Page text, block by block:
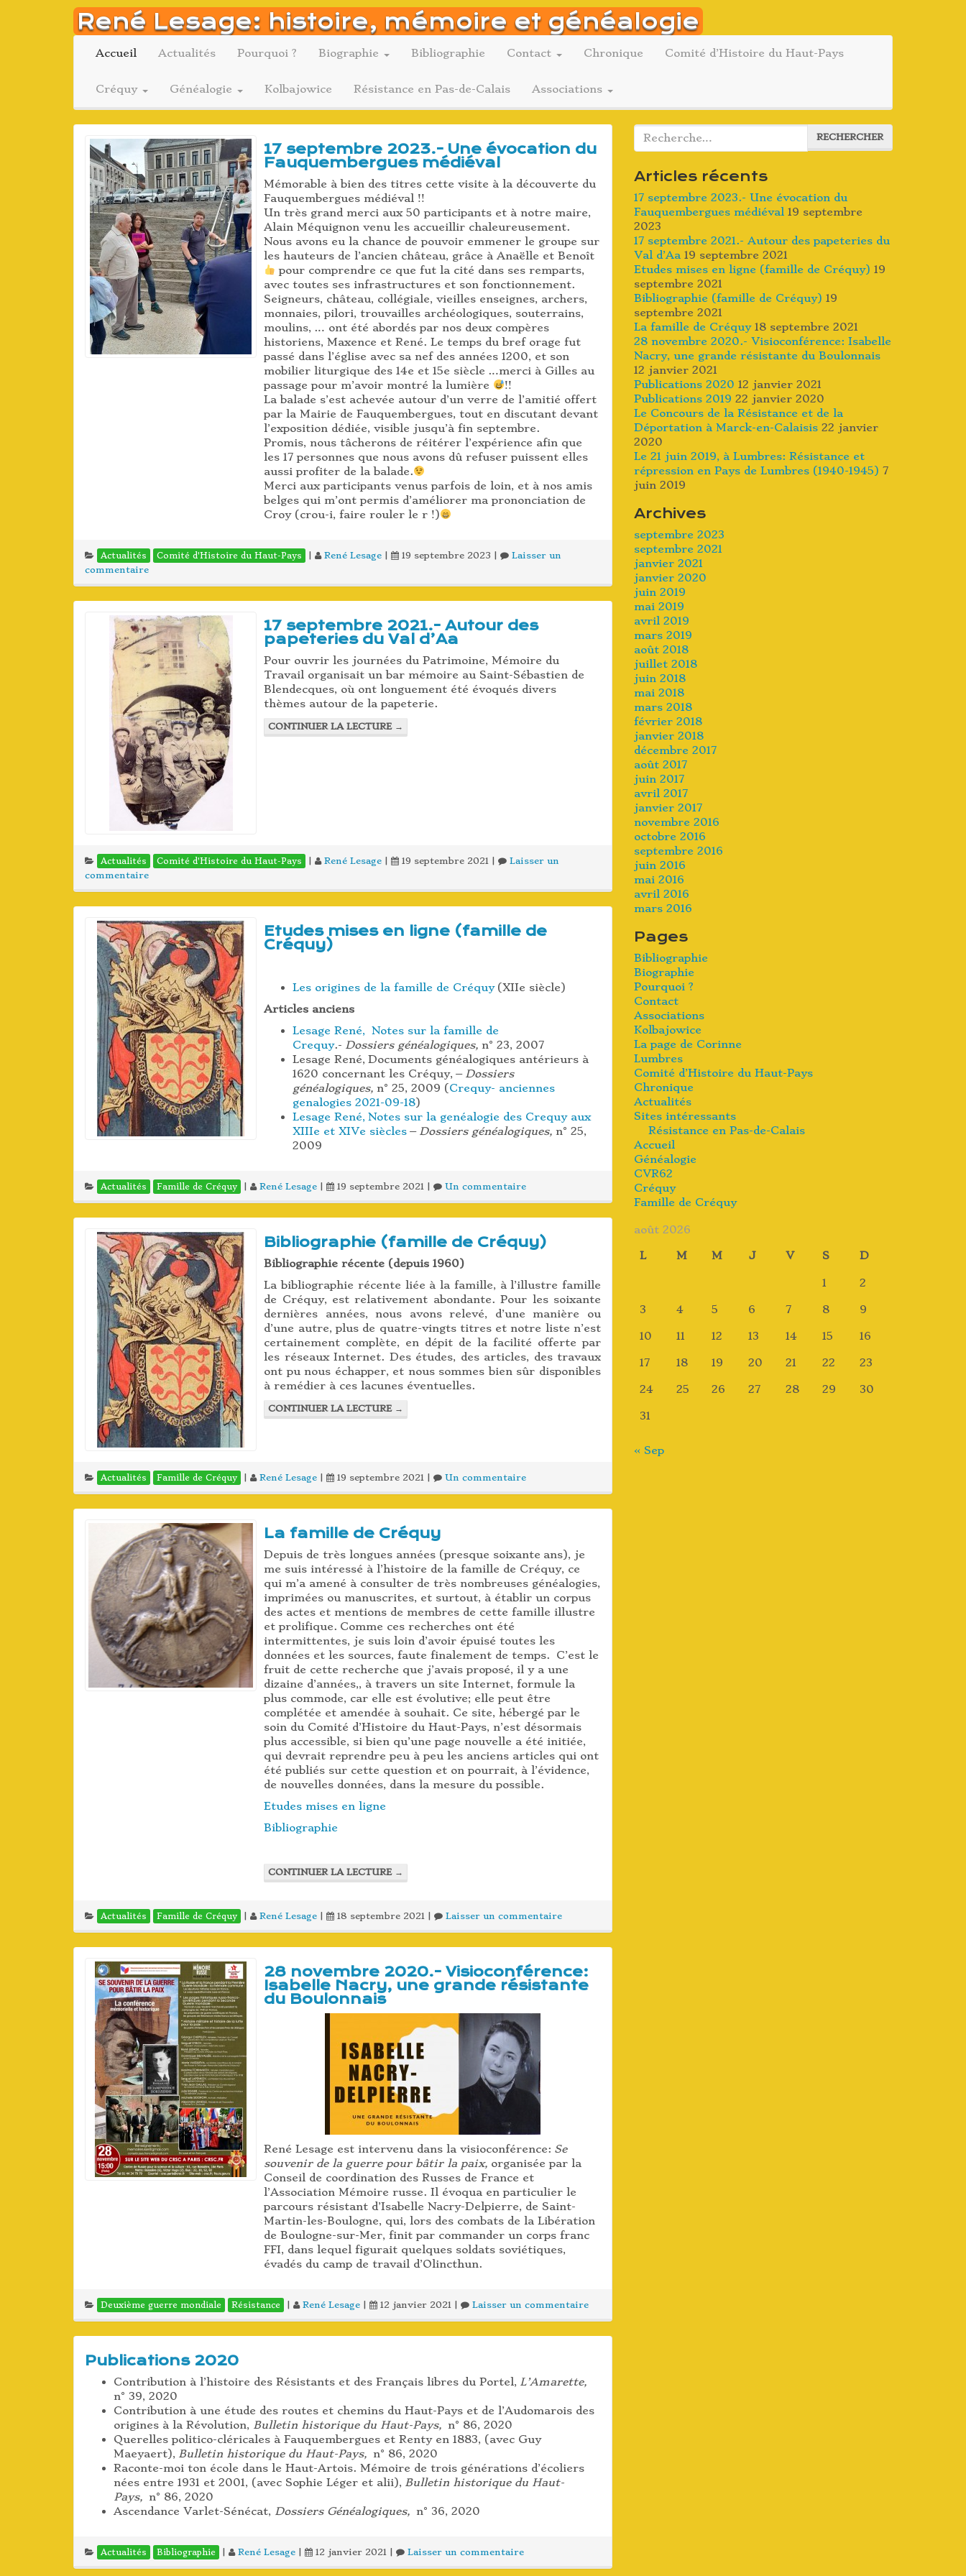
René Lesage: histoire, mémoire et généalogie
Accueil Actualités Pourquoi ? Biographie Bibliographie Contact Chronique Comité d’Histoire du Haut-Pays
Créquy Généalogie Kolbajowice Résistance en Pas-de-Calais Associations
17 septembre 2023.- Une évocation du
Fauquembergues médiéval
Mémorable à bien des titres cette visite à la découverte du
Fauquembergues médiéval !!
Un très grand merci aux 50 participants et à notre maire,
Alain Méquignon venu les accueillir chaleureusement.
Nous avons eu la chance de pouvoir emmener le groupe sur
les hauteurs de l’ancien château, grâce à Anaëlle et Benoît
pour comprendre ce que fut la cité dans ses remparts,
avec toutes ses infrastructures et son fonctionnement.
Seigneurs, château, collégiale, vieilles enseignes, archers,
monnaies, pilori, trouvailles archéologiques, souterrains,
moulins, … ont été abordés par nos deux compères
historiens, Maxence et René. Le temps du bref orage fut
passé dans l’église avec sa nef des années 1200, et son
mobilier liturgique des 14e et 15e siècle …merci à Gilles au
passage pour m’avoir montré la lumière
!!
La balade s’est achevée autour d’un verre de l’amitié offert
par la Mairie de Fauquembergues, tout en discutant devant
l’exposition dédiée, visible jusqu’à fin septembre.
Promis, nous tâcherons de réitérer l’expérience afin que
les 17 personnes que nous avons dû refuser puissent elles
aussi profiter de la balade.
Merci aux participants venus parfois de loin, et à nos amis
belges qui m’ont permis d’améliorer ma prononciation de
Croy (crou-i, faire rouler le r !)
Actualités Comité d'Histoire du Haut-Pays René Lesage 19 septembre 2023
Laisser un
commentaire
17 septembre 2021.- Autour des
papeteries du Val d’Aa
Pour ouvrir les journées du Patrimoine, Mémoire du
Travail organisait un bar mémoire au Saint-Sébastien de
Blendecques, où ont longuement été évoqués divers
thèmes autour de la papeterie.
CONTINUER LA LECTURE →
Actualités Comité d'Histoire du Haut-Pays René Lesage 19 septembre 2021
Laisser un
commentaire
Etudes mises en ligne (famille de
Créquy)
Les origines de la famille de Créquy(XIIe siècle)
Articles anciens
Lesage René, Notes sur la famille de
Crequy.- Dossiers généalogiques,n° 23, 2007
Lesage René, Documents généalogiques antérieurs à
1620 concernant les Créquy, – Dossiers
généalogiques,n° 25, 2009 (Crequy- anciennes
genalogies 2021-09-18)
Lesage René, Notes sur la genéalogie des Crequy aux
XIIIe et XIVe siècles – Dossiers généalogiques,n° 25,
2009
Actualités Famille de Créquy René Lesage 19 septembre 2021 Un commentaire
Bibliographie (famille de Créquy)
Bibliographie récente (depuis 1960)
La bibliographie récente liée à la famille, à l’illustre famille
de Créquy, est relativement abondante. Pour les soixante
dernières années, nous avons relevé, d’une manière ou
d’une autre, plus de quatre-vingts titres et notre liste n’est
certainement complète, en dépit de la facilité offerte par
les réseaux Internet. Des études, des articles, des travaux
ont pu nous échapper, et nous sommes bien sûr disponibles
à remédier à ces lacunes éventuelles.
CONTINUER LA LECTURE →
Actualités Famille de Créquy René Lesage 19 septembre 2021 Un commentaire
La famille de Créquy
Depuis de très longues années (presque soixante ans), je
me suis intéressé à l’histoire de la famille de Créquy, ce
qui m’a amené à consulter de très nombreuses généalogies,
imprimées ou manuscrites, et surtout, à établir un corpus
des actes et mentions de membres de cette famille illustre
et prolifique. Comme ces recherches ont été
intermittentes, je suis loin d’avoir épuisé toutes les
données et les sources, faute finalement de temps. C’est le
fruit de cette recherche que j’avais proposé, il y a une
dizaine d’années,, à travers un site Internet, formule la
plus commode, car elle est évolutive; elle peut être
complétée et amendée à souhait. Ce site, hébergé par le
soin du Comité d’Histoire du Haut-Pays, n’est désormais
plus accessible, si bien qu’une page nouvelle a été initiée,
qui devrait reprendre peu à peu les anciens articles qui ont
été publiés sur cette question et on pourrait, à l’évidence,
de nouvelles données, dans la mesure du possible.
Etudes mises en ligne
Bibliographie
CONTINUER LA LECTURE →
Actualités Famille de Créquy René Lesage 18 septembre 2021 Laisser un commentaire
28 novembre 2020.- Visioconférence:
Isabelle Nacry, une grande résistante
du Boulonnais
René Lesage est intervenu dans la visioconférence: Se
souvenir de la guerre pour bâtir la paix, organisée par la
Conseil de coordination des Russes de France et
l’Association Mémoire russe. Il évoqua en particulier le
parcours résistant d’Isabelle Nacry-Delpierre, de Saint-
Martin-les-Boulogne, qui, lors des combats de la Libération
de Boulogne-sur-Mer, finit par commander un corps franc
FFI, dans lequel figurait quelques soldats soviétiques,
évadés du camp de travail d’Olincthun.
Deuxième guerre mondiale Résistance René Lesage 12 janvier 2021 Laisser un commentaire
Publications 2020
Contribution à l’histoire des Résistants et des Français libres du Portel, L’Amarette,
n° 39, 2020
Contribution à une étude des routes et chemins du Haut-Pays et de l’Audomarois des
origines à la Révolution, Bulletin historique du Haut-Pays, n° 86, 2020
Querelles politico-cléricales à Fauquembergues et Renty en 1883, (avec Guy
Maeyaert), Bulletin historique du Haut-Pays, n° 86, 2020
Raconte-moi ton école dans le Haut-Artois. Mémoire de trois générations d’écoliers
nées entre 1931 et 2001, (avec Sophie Léger et alii), Bulletin historique du Haut-
Pays, n° 86, 2020
Ascendance Varlet-Sénécat, Dossiers Généalogiques, n° 36, 2020
Actualités Bibliographie René Lesage 12 janvier 2021 Laisser un commentaire
Rechercher :
RECHERCHER
Articles récents
17 septembre 2023.- Une évocation du
Fauquembergues médiéval 19 septembre
2023
17 septembre 2021.- Autour des papeteries du
Val d’Aa 19 septembre 2021
Etudes mises en ligne (famille de Créquy) 19
septembre 2021
Bibliographie (famille de Créquy) 19
septembre 2021
La famille de Créquy 18 septembre 2021
28 novembre 2020.- Visioconférence: Isabelle
Nacry, une grande résistante du Boulonnais
12 janvier 2021
Publications 2020 12 janvier 2021
Publications 2019 22 janvier 2020
Le Concours de la Résistance et de la
Déportation à Marck-en-Calaisis 22 janvier
2020
Le 21 juin 2019, à Lumbres: Résistance et
répression en Pays de Lumbres (1940-1945) 7
juin 2019
Archives
septembre 2023
septembre 2021
janvier 2021
janvier 2020
juin 2019
mai 2019
avril 2019
mars 2019
août 2018
juillet 2018
juin 2018
mai 2018
mars 2018
février 2018
janvier 2018
décembre 2017
août 2017
juin 2017
avril 2017
janvier 2017
novembre 2016
octobre 2016
septembre 2016
juin 2016
mai 2016
avril 2016
mars 2016
Pages
Bibliographie
Biographie
Pourquoi ?
Contact
Associations
Kolbajowice
La page de Corinne
Lumbres
Comité d’Histoire du Haut-Pays
Chronique
Actualités
Sites intéressants
Résistance en Pas-de-Calais
Accueil
Généalogie
CVR62
Créquy
Famille de Créquy
août 2026
L
M M J V S D
1 2
3 4 5 6 7 8 9
10 11 12 13 14 15 16
17 18 19 20 21 22 23
24 25 26 27 28 29 30
31
« Sep